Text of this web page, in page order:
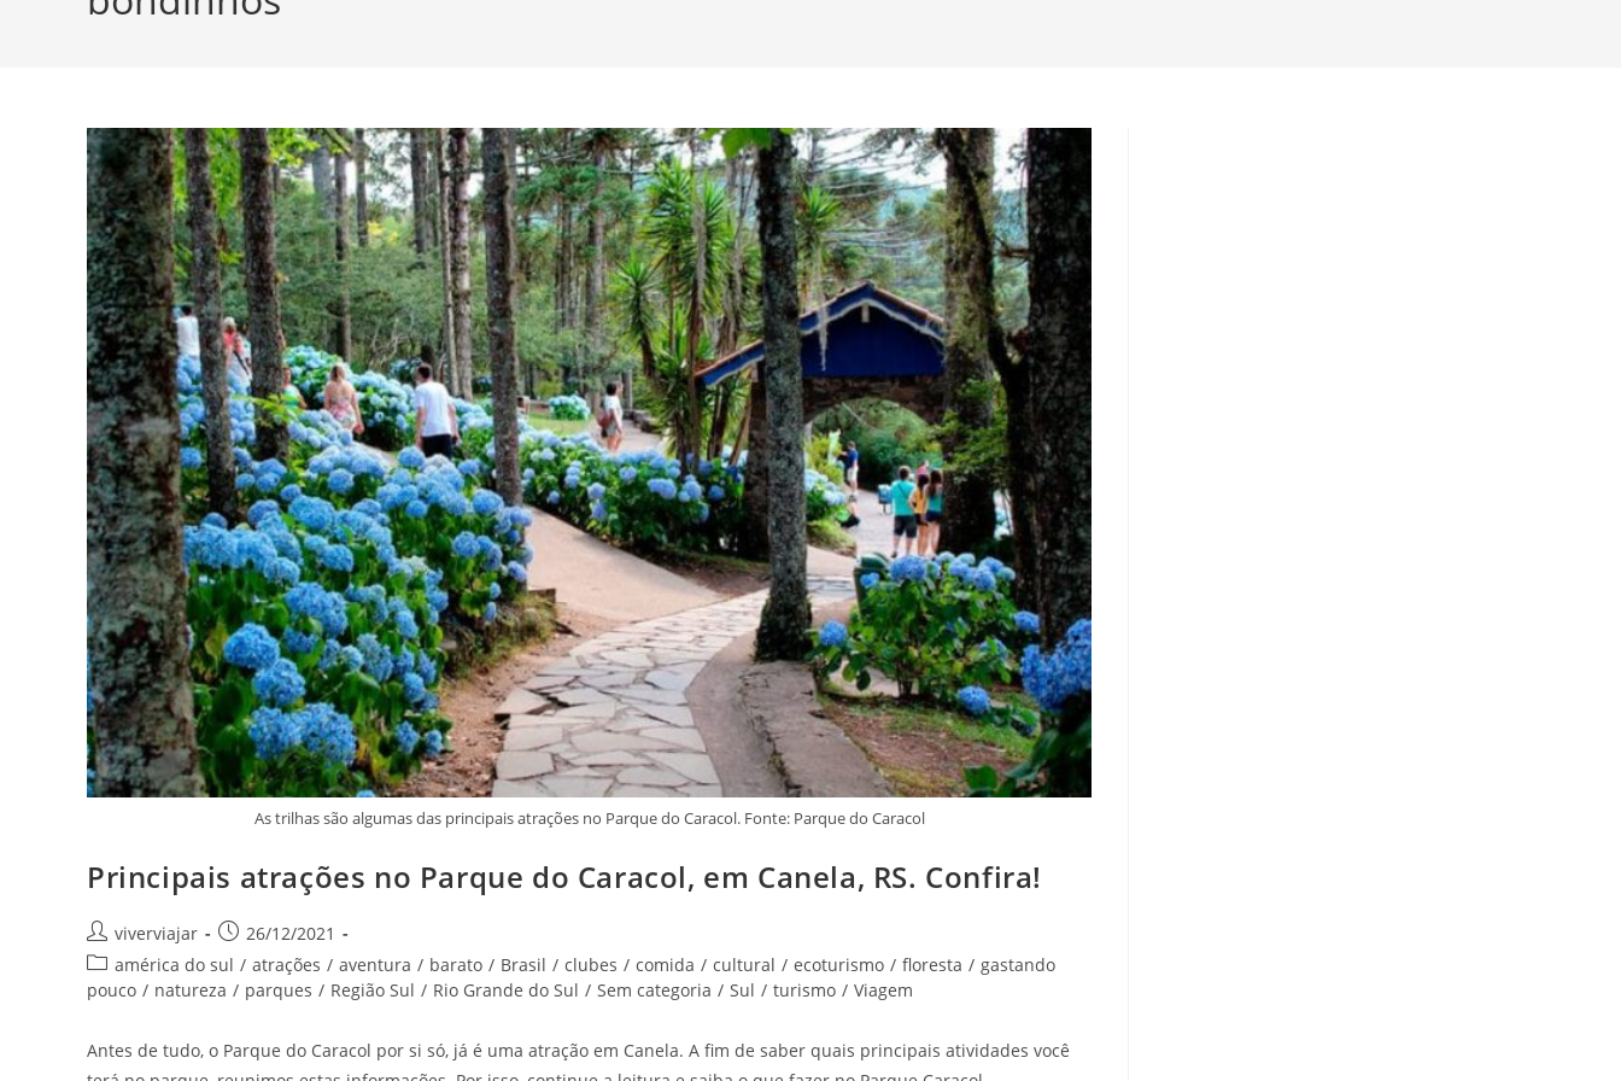
As trilhas são algumas das principais atrações no Parque do Caracol. Fonte: Parque do Caracol
Principais atrações no Parque do Caracol, em Canela, RS. Confira!
Autor
do
post:
viverviajar
Post
publicado:
26/12/2021
Categoria
do
américa do sul / atrações / aventura / barato / Brasil / clubes / comida / cultural / ecoturismo / floresta / gastando
pouco / natureza / parques / Região Sul / Rio Grande do Sul / Sem categoria / Sul / turismo / Viagem
Antes de tudo, o Parque do Caracol por si só, já é uma atração em Canela. A fim de saber quais principais atividades você